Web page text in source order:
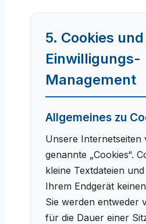
5. Cookies und
Einwilligungs-
Management
Allgemeines zu
Unsere Internetseiten
genannte „Cookies“.
kleine Textdateien
Ihrem Endgerät
Sie werden entweder
für die Dauer einer